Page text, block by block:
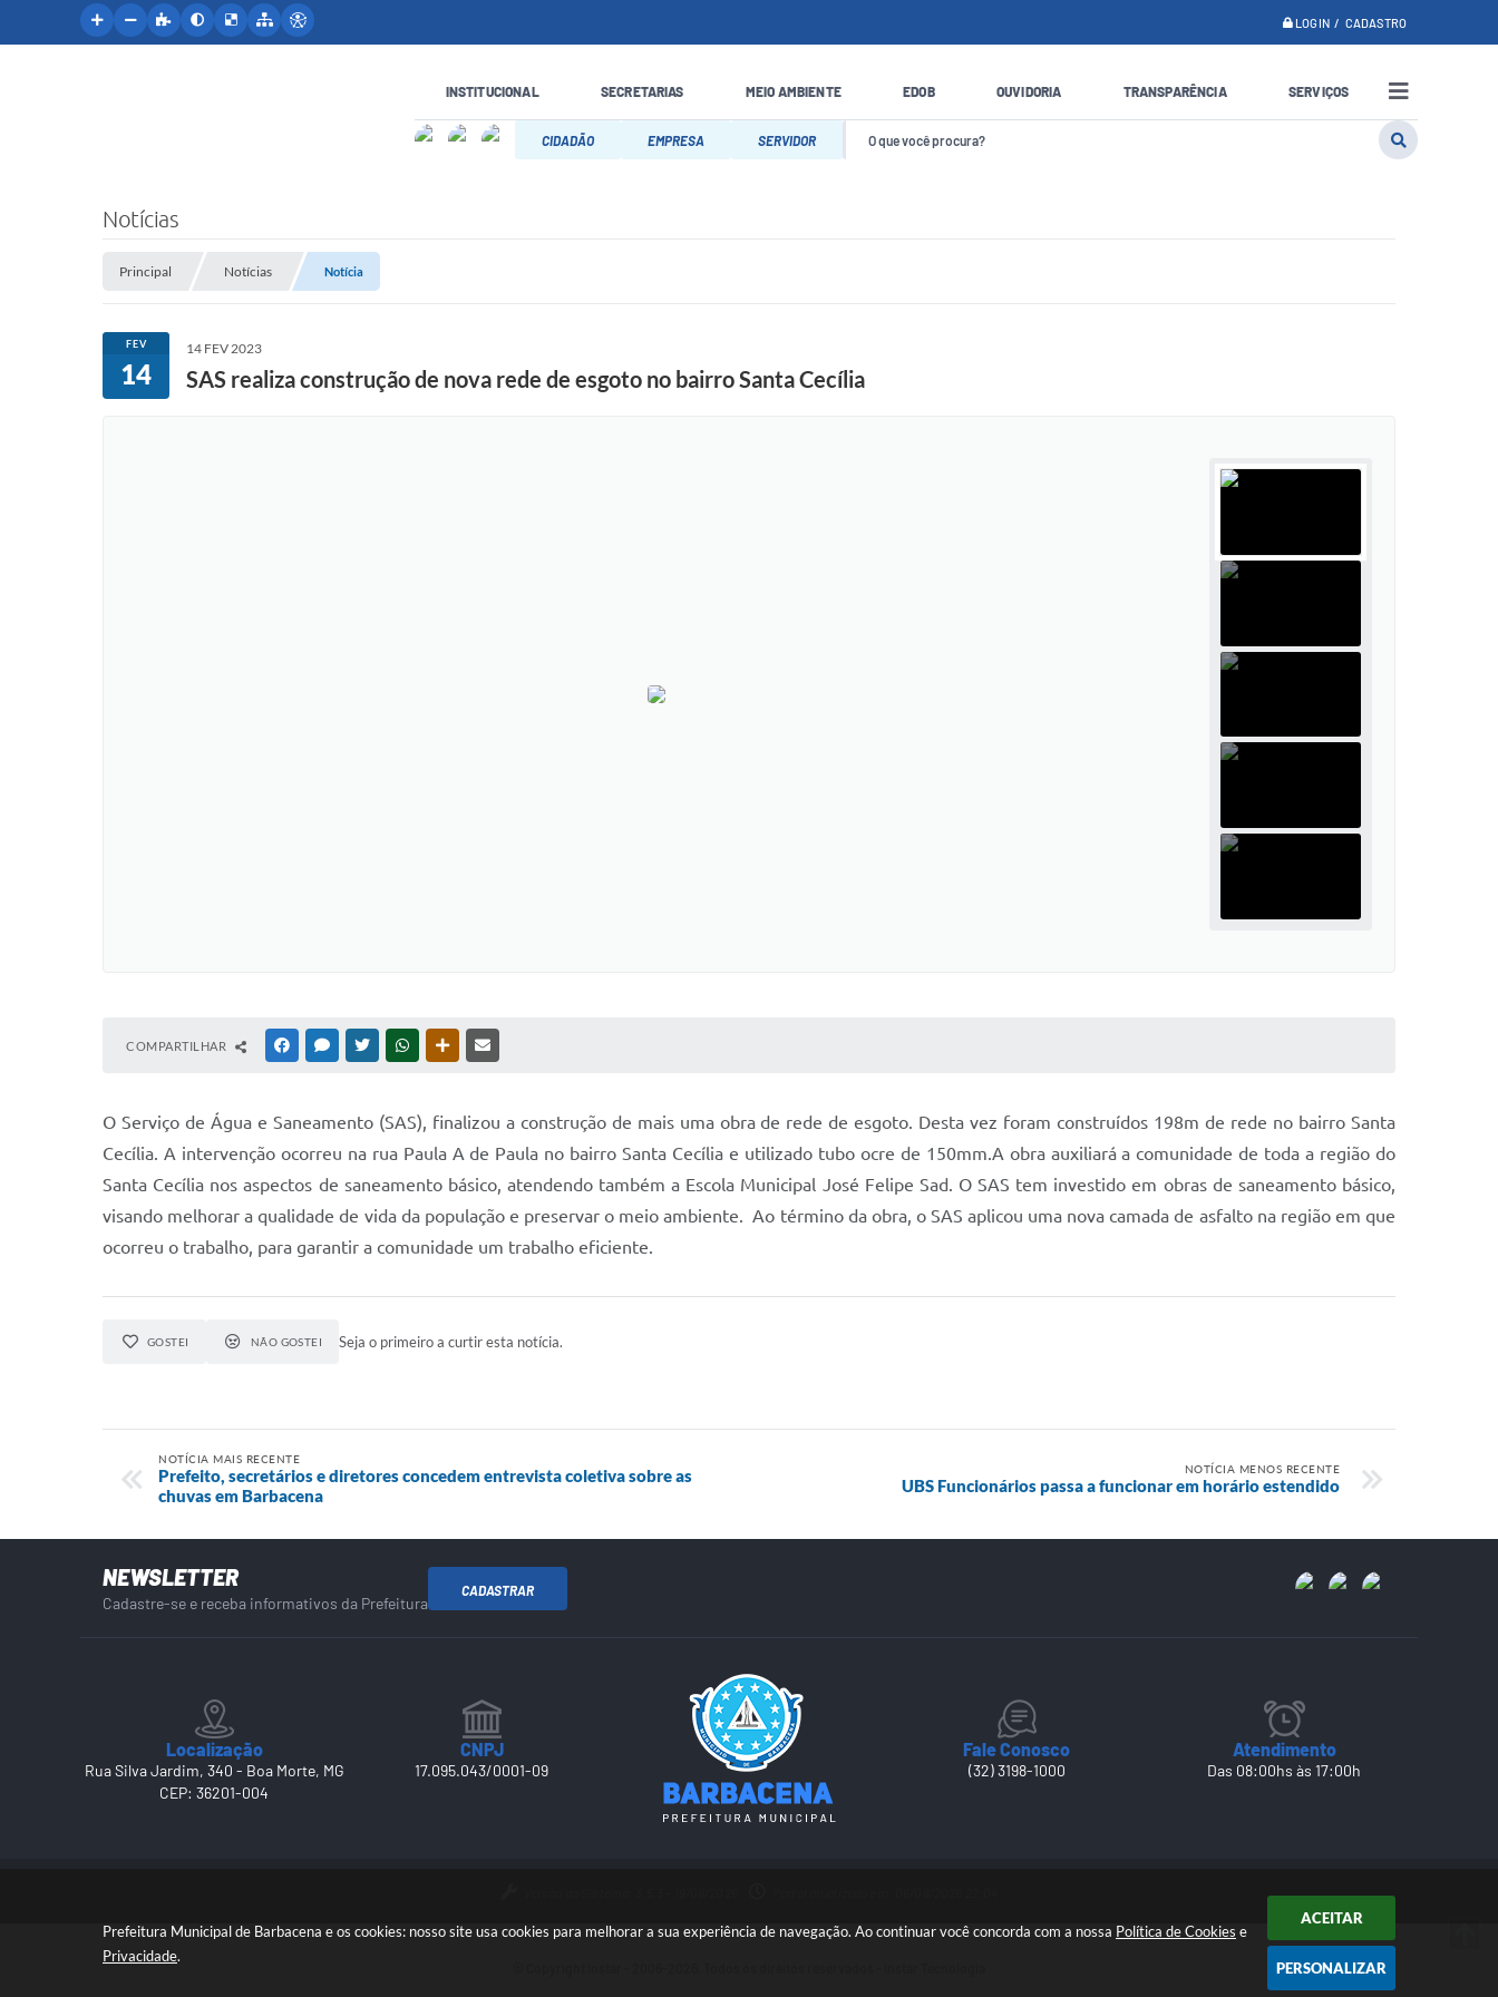
Prefeitura Municipal de Barbacena e os cookies: nosso site usa cookies para melhorar a sua experiência de navegação. Ao continuar você concorda com a nossa Política de Cookies e
Privacidade.
ACEITAR
PERSONALIZAR
LOGIN / CADASTRO
INSTITUCIONAL SECRETARIAS MEIO AMBIENTE EDOB OUVIDORIA TRANSPARÊNCIA SERVIÇOS
CIDADÃO EMPRESA SERVIDOR
Notícias
Principal Notícias Notícia
FEV
14
14 FEV 2023
SAS realiza construção de nova rede de esgoto no bairro Santa Cecília
COMPARTILHAR FACEBOOKMESSENGER
TWITTERWHATSAPPOUTRAS MÍDIAS
O Serviço de Água e Saneamento (SAS), finalizou a construção de mais uma obra de rede de esgoto. Desta vez foram construídos 198m de rede no bairro Santa
Cecília. A intervenção ocorreu na rua Paula A de Paula no bairro Santa Cecília e utilizado tubo ocre de 150mm.A obra auxiliará a comunidade de toda a região do
Santa Cecília nos aspectos de saneamento básico, atendendo também a Escola Municipal José Felipe Sad. O SAS tem investido em obras de saneamento básico,
visando melhorar a qualidade de vida da população e preservar o meio ambiente. Ao término da obra, o SAS aplicou uma nova camada de asfalto na região em que
ocorreu o trabalho, para garantir a comunidade um trabalho eficiente.
GOSTEI NÃO GOSTEI Seja o primeiro a curtir esta notícia.
NOTÍCIA MAIS RECENTE
Prefeito, secretários e diretores concedem entrevista coletiva sobre as
chuvas em Barbacena
NOTÍCIA MENOS RECENTE
UBS Funcionários passa a funcionar em horário estendido
NEWSLETTER
Cadastre-se e receba informativos da Prefeitura
CADASTRAR
Localização
Rua Silva Jardim, 340 - Boa Morte, MG
CEP: 36201-004
CNPJ
17.095.043/0001-09
Fale Conosco
(32) 3198-1000
Atendimento
Das 08:00hs às 17:00h